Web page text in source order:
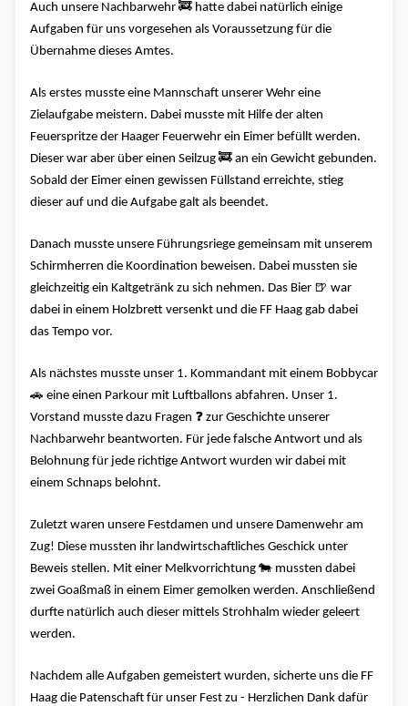
Auch unsere Nachbarwehr 🚒 hatte dabei natürlich einige
Aufgaben für uns vorgesehen als Voraussetzung für die
Übernahme dieses Amtes.
Als erstes musste eine Mannschaft unserer Wehr eine
Zielaufgabe meistern. Dabei musste mit Hilfe der alten
Feuerspritze der Haager Feuerwehr ein Eimer befüllt werden.
Dieser war aber über einen Seilzug 🚒 an ein Gewicht gebunden.
Sobald der Eimer einen gewissen Füllstand erreichte, stieg
dieser auf und die Aufgabe galt als beendet.
Danach musste unsere Führungsriege gemeinsam mit unserem
Schirmherren die Koordination beweisen. Dabei mussten sie
gleichzeitig ein Kaltgetränk zu sich nehmen. Das Bier 🍺 war
dabei in einem Holzbrett versenkt und die FF Haag gab dabei
das Tempo vor.
Als nächstes musste unser 1. Kommandant mit einem Bobbycar
🚗 eine einen Parkour mit Luftballons abfahren. Unser 1.
Vorstand musste dazu Fragen ❓️ zur Geschichte unserer
Nachbarwehr beantworten. Für jede falsche Antwort und als
Belohnung für jede richtige Antwort wurden wir dabei mit
einem Schnaps belohnt.
Zuletzt waren unsere Festdamen und unsere Damenwehr am
Zug! Diese mussten ihr landwirtschaftliches Geschick unter
Beweis stellen. Mit einer Melkvorrichtung 🐄 mussten dabei
zwei Goaßmaß in einem Eimer gemolken werden. Anschließend
durfte natürlich auch dieser mittels Strohhalm wieder geleert
werden.
Nachdem alle Aufgaben gemeistert wurden, sicherte uns die FF
Haag die Patenschaft für unser Fest zu - Herzlichen Dank dafür